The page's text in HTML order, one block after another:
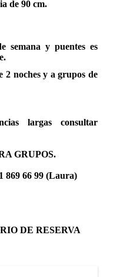
de 90 cm.
semana y puentes es
2 noches y a grupos de
largas consultar
GRUPOS.
869 66 99 (Laura)
DE RESERVA